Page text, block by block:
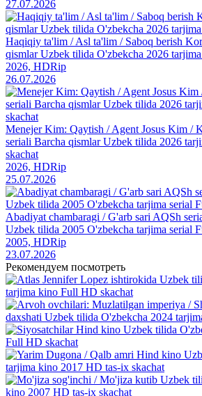
27.07.2026
Haqiqiy ta'lim / Asl ta'lim / Saboq berish
qismlar Uzbek tilida O'zbekcha 2026
2026, HDRip
26.07.2026
Menejer Kim: Qaytish / Agent Josus Kim /
seriali Barcha qismlar Uzbek tilida 2026
skachat
2026, HDRip
25.07.2026
Abadiyat chambaragi / G'arb sari AQSh
Uzbek tilida 2005 O'zbekcha tarjima serial
2005, HDRip
23.07.2026
Рекомендуем посмотреть